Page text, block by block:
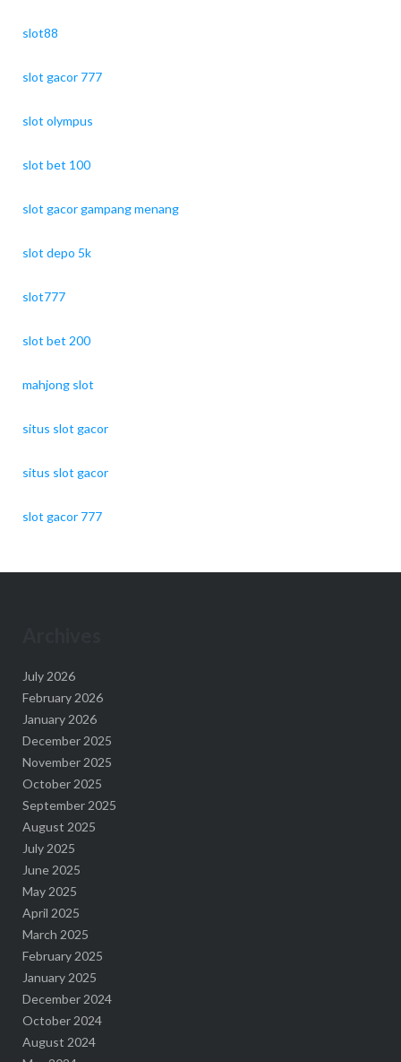
slot88
slot gacor 777
slot olympus
slot bet 100
slot gacor gampang menang
slot depo 5k
slot777
slot bet 200
mahjong slot
situs slot gacor
situs slot gacor
slot gacor 777
July 2026
February 2026
January 2026
December 2025
November 2025
October 2025
September 2025
August 2025
July 2025
June 2025
May 2025
April 2025
March 2025
February 2025
January 2025
December 2024
October 2024
August 2024